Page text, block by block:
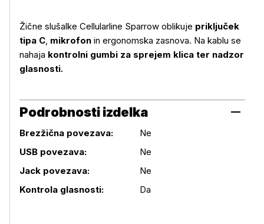
Več o izdelku
Žične slušalke Cellularline Sparrow oblikuje priključek
tipa C, mikrofon in ergonomska zasnova. Na kablu se
nahaja kontrolni gumbi za sprejem klica ter nadzor
glasnosti.
Podrobnosti izdelka
Podrobnosti izdelka
Brezžična povezava:
Ne
USB povezava:
Ne
Jack povezava:
Ne
Kontrola glasnosti:
Da